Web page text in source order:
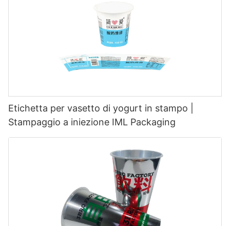
Etichetta per vasetto di yogurt in stampo |
Stampaggio a iniezione IML Packaging